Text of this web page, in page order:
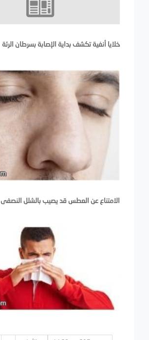
خلايا أنفية تكشف بداية الإصابة بسرطان الرئة
الامتناع عن العطس قد يصيب بالشلل النصفى